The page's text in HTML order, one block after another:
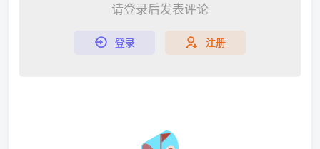
请登录后发表评论
登录 注册